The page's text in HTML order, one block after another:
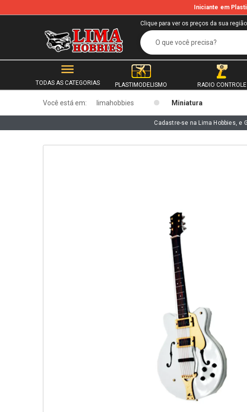
b
Iniciante em
Clique para ver os preços da sua região
TODAS AS CATEGORIAS PLASTIMODELISMO RADIO CONTROLE
Você está em: limahobbies Miniatura
Cadastre-se na Lima Hobbies, e